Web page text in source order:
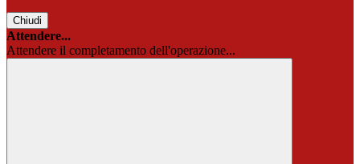
Chiudi
Attendere...
Attendere il completamento dell'operazione...